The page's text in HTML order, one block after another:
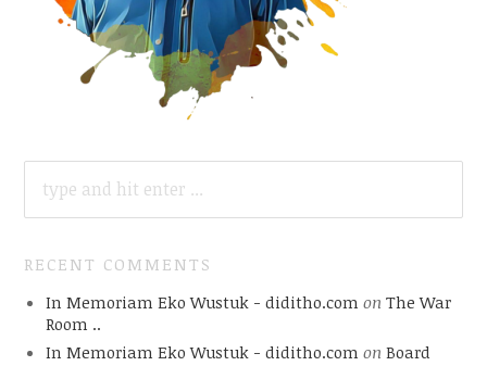
FOR:
RECENT COMMENTS
In Memoriam Eko Wustuk - diditho.com on The War
Room ..
In Memoriam Eko Wustuk - diditho.com on Board